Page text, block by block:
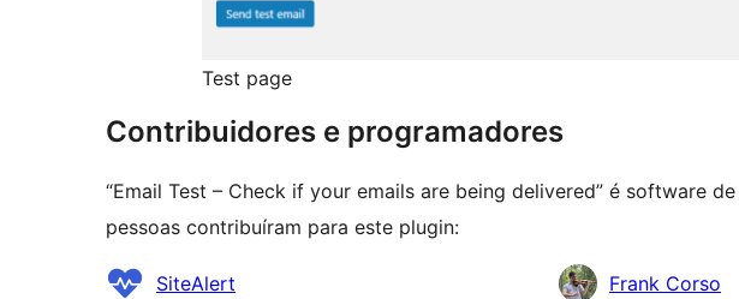
Test page
Contribuidores e programadores
“Email Test – Check if your emails are being delivered” é software
pessoas contribuíram para este plugin:
Contribuidores
SiteAlert Frank Corso